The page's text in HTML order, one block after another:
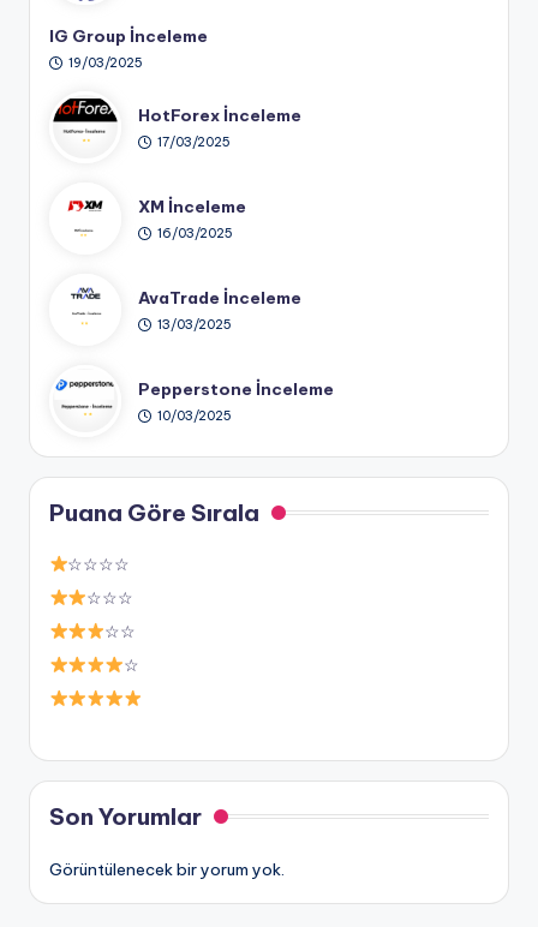
IG Group İnceleme
19/03/2025
HotForex İnceleme
17/03/2025
XM İnceleme
16/03/2025
AvaTrade İnceleme
13/03/2025
Pepperstone İnceleme
10/03/2025
Puana Göre Sırala
☆☆☆☆
☆☆☆
☆☆
☆
Son Yorumlar
Görüntülenecek bir yorum yok.